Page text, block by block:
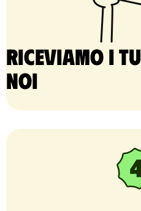
Riceviamo i
noi